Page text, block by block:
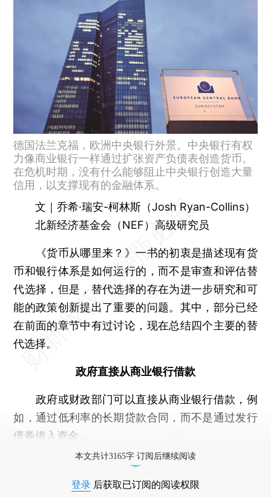
德国法兰克福，欧洲中央银行外景。中央银行有权
力像商业银行一样通过扩张资产负债表创造货币。
在危机时期，没有什么能够阻止中央银行创造大量
信用，以支撑现有的金融体系。
文｜乔希·瑞安-柯林斯（Josh Ryan-Collins）
北新经济基金会（NEF）高级研究员
《货币从哪里来？》一书的初衷是描述现有货
币和银行体系是如何运行的，而不是审查和评估替
代选择，但是，替代选择的存在为进一步研究和可
能的政策创新提出了重要的问题。其中，部分已经
在前面的章节中有过讨论，现在总结四个主要的替
代选择。
政府直接从商业银行借款
政府或财政部门可以直接从商业银行借款，例
如，通过低利率的长期贷款合同，而不是通过发行
债券借入资金。
本文共计3165字 订阅后继续阅读
登录 后获取已订阅的阅读权限